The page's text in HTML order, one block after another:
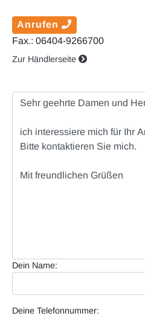
Anrufen
Fax.: 06404-9266700
Zur Händlerseite
Dein Name:
Deine Telefonnummer: